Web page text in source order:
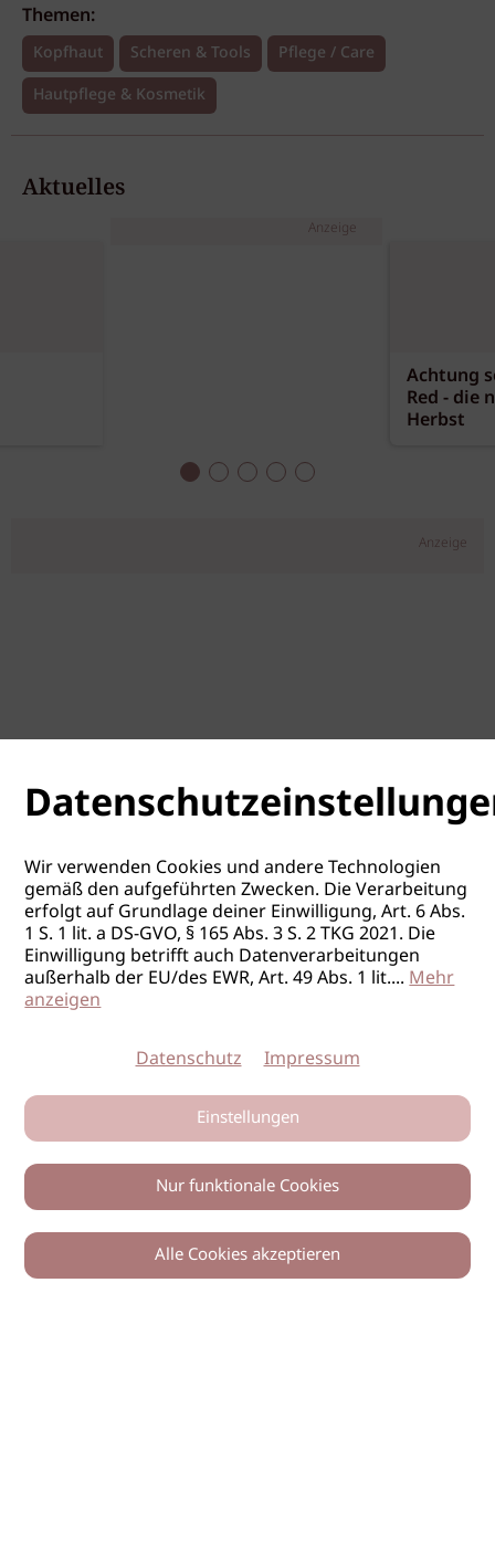
Themen:
Kopfhaut Scheren & Tools
Pflege / Care
Hautpflege & Kosmetik
Aktuelles
Anzeige
Achtung
Red - die
Herbst
Anzeige
0
Wir verwenden Cookies und andere Technologien
gemäß den aufgeführten Zwecken. Die Verarbeitung
erfolgt auf Grundlage deiner Einwilligung, Art. 6 Abs.
1 S. 1 lit. a DS-GVO, § 165 Abs. 3 S. 2 TKG 2021. Die
Einwilligung betrifft auch Datenverarbeitungen
außerhalb der EU/des EWR, Art. 49 Abs. 1 lit....Mehr
anzeigen
Datenschutz Impressum
Einstellungen
Nur funktionale Cookies
Alle Cookies akzeptieren